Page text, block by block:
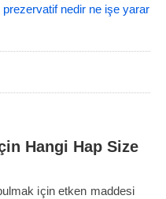
prezervatif nedir ne işe yarar
Hangi Hap Size
için etken maddesi